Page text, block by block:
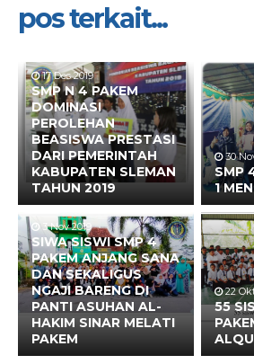
pos terkait...
17 Des 2019
SMP N 4 PAKEM
DOMINASI
PEROLEHAN
BEASISWA PRESTASI
DARI PEMERINTAH
KABUPATEN SLEMAN
TAHUN 2019
30
SMP
1
3 Nov 2019
SIWA SISWI SMP 4
PAKEM ANJANG SANA
DAN SEKALIGUS
NGAJI BARENG DI
PANTI ASUHAN AL-
HAKIM SINAR MELATI
PAKEM
22
55